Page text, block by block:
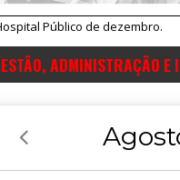
Público de dezembro.
ADMINISTRAÇÃO E